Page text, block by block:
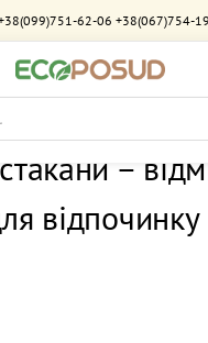
62-06 +38(067)754-
стакани – відмінне рішення для
–